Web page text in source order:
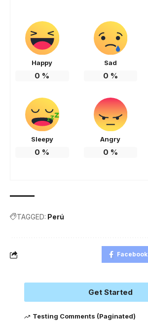
Happy
0 %
Sad
0 %
Sleepy
0 %
Angry
0 %
TAGGED: Perú
Facebook
Get Started
Testing Comments (Paginated)